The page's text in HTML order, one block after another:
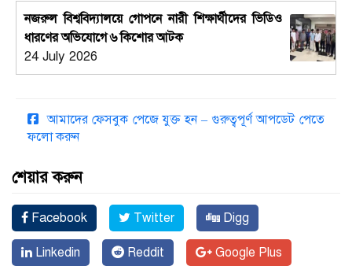
নজরুল বিশ্ববিদ্যালয়ে গোপনে নারী শিক্ষার্থীদের ভিডিও
ধারণের অভিযোগে ৬ কিশোর আটক
24 July 2026
আমাদের ফেসবুক পেজে যুক্ত হন – গুরুত্বপূর্ণ আপডেট পেতে
ফলো করুন
শেয়ার করুন
Facebook Twitter Digg
Linkedin Reddit Google Plus